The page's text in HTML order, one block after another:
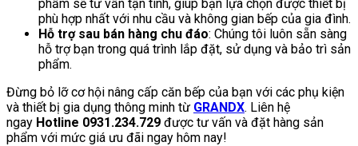
phẩm sẽ tư vấn tận tình, giúp bạn lựa chọn được thiết bị
phù hợp nhất với nhu cầu và không gian bếp của gia đình.
Hỗ trợ sau bán hàng chu đáo: Chúng tôi luôn sẵn sàng
hỗ trợ bạn trong quá trình lắp đặt, sử dụng và bảo trì sản
phẩm.
Đừng bỏ lỡ cơ hội nâng cấp căn bếp của bạn với các phụ kiện
và thiết bị gia dụng thông minh từ GRANDX. Liên hệ
ngay Hotline 0931.234.729 được tư vấn và đặt hàng sản
phẩm với mức giá ưu đãi ngay hôm nay!